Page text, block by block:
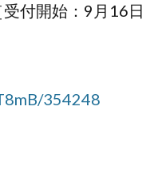
付開始：9月16日
354248